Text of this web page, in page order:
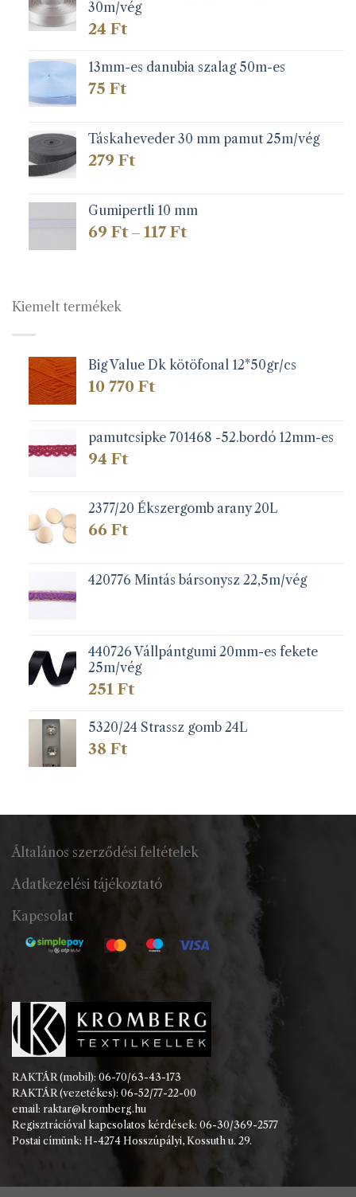
30m/vég
24 Ft
13mm-es danubia szalag 50m-es
75 Ft
Táskaheveder 30 mm pamut 25m/vég
279 Ft
Gumipertli 10 mm
69 Ft – 117 FtÁrtartomány:
Kiemelt termékek
Big Value Dk kötöfonal 12*50gr/cs
10 770 Ft
pamutcsipke 701468 -52.bordó 12mm-es
94 Ft
2377/20 Ékszergomb arany 20L
66 Ft
420776 Mintás bársonysz 22,5m/vég
440726 Vállpántgumi 20mm-es fekete
25m/vég
251 Ft
5320/24 Strassz gomb 24L
38 Ft
Általános szerződési feltételek
Adatkezelési tájékoztató
Kapcsolat
RAKTÁR (mobil): 06-70/63-43-173
RAKTÁR (vezetékes): 06-52/77-22-00
email: raktar@kromberg.hu
Regisztrációval kapcsolatos kérdések: 06-30/369-2577
Postai címünk: H-4274 Hosszúpályi, Kossuth u. 29.